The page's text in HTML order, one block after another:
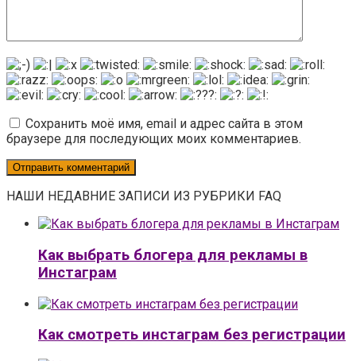
Сохранить моё имя, email и адрес сайта в этом
браузере для последующих моих комментариев.
НАШИ НЕДАВНИЕ ЗАПИСИ ИЗ РУБРИКИ FAQ
Как выбрать блогера для рекламы в
Инстаграм
Как смотреть инстаграм без регистрации